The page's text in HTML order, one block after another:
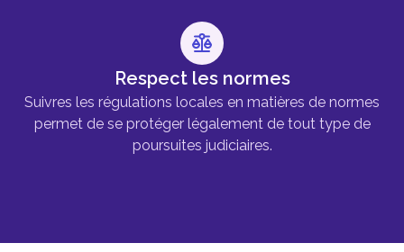
Respect les normes
Suivres les régulations locales en matières de normes
permet de se protéger légalement de tout type de
poursuites judiciaires.